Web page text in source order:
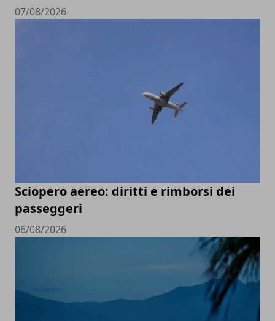
07/08/2026
Sciopero aereo: diritti e rimborsi dei
passeggeri
06/08/2026